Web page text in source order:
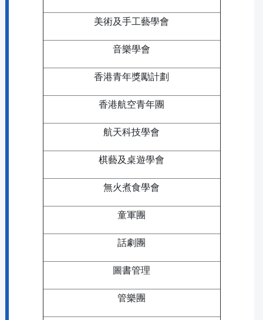
美術及手工藝學會
音樂學會
香港青年獎勵計劃
香港航空青年團
航天科技學會
棋藝及桌遊學會
無火煮食學會
童軍團
話劇團
圖書管理
管樂團